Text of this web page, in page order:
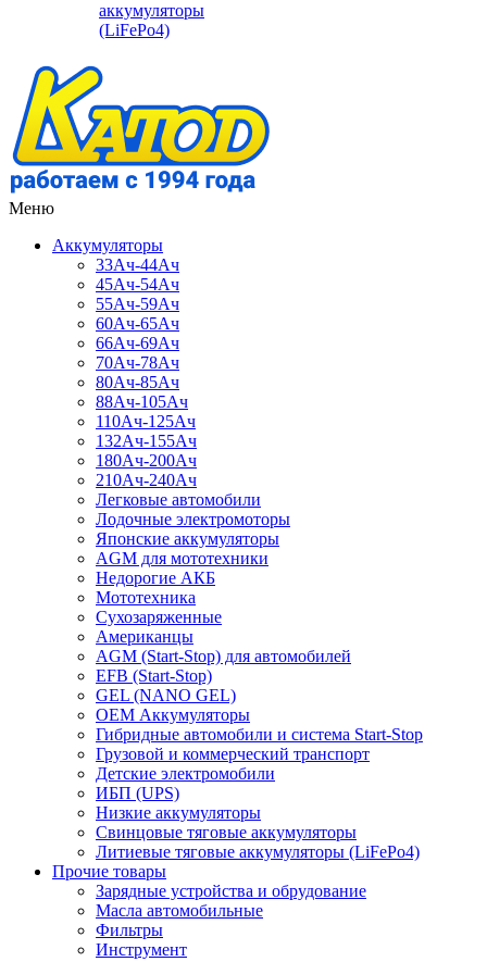
аккумуляторы
(LiFePo4)
Меню
Аккумуляторы
33Ач-44Ач
45Ач-54Ач
55Ач-59Ач
60Ач-65Ач
66Ач-69Ач
70Ач-78Ач
80Ач-85Ач
88Ач-105Ач
110Ач-125Ач
132Ач-155Ач
180Ач-200Ач
210Ач-240Ач
Легковые автомобили
Лодочные электромоторы
Японские аккумуляторы
AGM для мототехники
Недорогие АКБ
Мототехника
Сухозаряженные
Американцы
AGM (Start-Stop) для автомобилей
EFB (Start-Stop)
GEL (NANO GEL)
OEM Аккумуляторы
Гибридные автомобили и система Start-Stop
Грузовой и коммерческий транспорт
Детские электромобили
ИБП (UPS)
Низкие аккумуляторы
Свинцовые тяговые аккумуляторы
Литиевые тяговые аккумуляторы (LiFePo4)
Прочие товары
Зарядные устройства и обрудование
Масла автомобильные
Фильтры
Инструмент